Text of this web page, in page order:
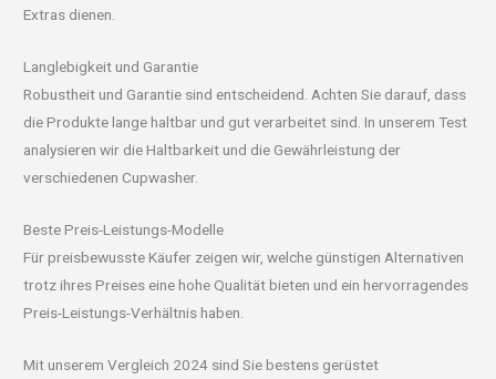
Extras dienen.
Langlebigkeit und Garantie
Robustheit und Garantie sind entscheidend. Achten Sie darauf, dass
die Produkte lange haltbar und gut verarbeitet sind. In unserem Test
analysieren wir die Haltbarkeit und die Gewährleistung der
verschiedenen Cupwasher.
Beste Preis-Leistungs-Modelle
Für preisbewusste Käufer zeigen wir, welche günstigen Alternativen
trotz ihres Preises eine hohe Qualität bieten und ein hervorragendes
Preis-Leistungs-Verhältnis haben.
Mit unserem Vergleich 2024 sind Sie bestens gerüstet